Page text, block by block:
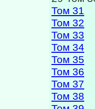
Том 31
Том 32
Том 33
Том 34
Том 35
Том 36
Том 37
Том 38